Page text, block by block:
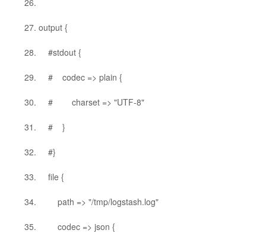
output {
#stdout {
# codec => plain {
# charset => "UTF-8"
# }
#}
file {
path => "/tmp/logstash.log"
codec => json {